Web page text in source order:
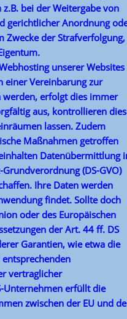
bei der Weitergabe von
gerichtlicher Anordnung
Zwecke der Strafverfolgung,
unserer Websites
einer Vereinbarung zur
erfolgt dies immer
aus, kontrollieren
lassen. Zudem
Maßnahmen getroffen
Datenübermittlung
(DS-GVO)
Ihre Daten werden
findet. Sollte doch
oder des Europäischen
der Art. 44 ff. DS
Garantien, wie etwa die
vertraglicher
Unternehmen erfüllt die
zwischen der EU und